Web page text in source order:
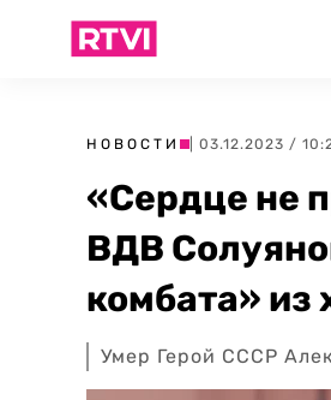
НОВОСТИ | 03.12.2023 /
«Сердце не
ВДВ
комбата» из
Умер Герой СССР